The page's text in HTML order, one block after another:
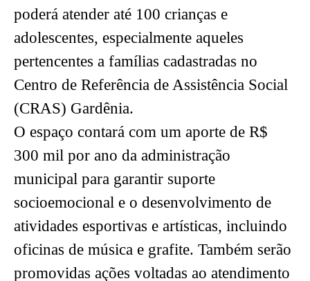
poderá atender até 100 crianças e
adolescentes, especialmente aqueles
pertencentes a famílias cadastradas no
Centro de Referência de Assistência Social
(CRAS) Gardênia.
O espaço contará com um aporte de R$
300 mil por ano da administração
municipal para garantir suporte
socioemocional e o desenvolvimento de
atividades esportivas e artísticas, incluindo
oficinas de música e grafite. Também serão
promovidas ações voltadas ao atendimento